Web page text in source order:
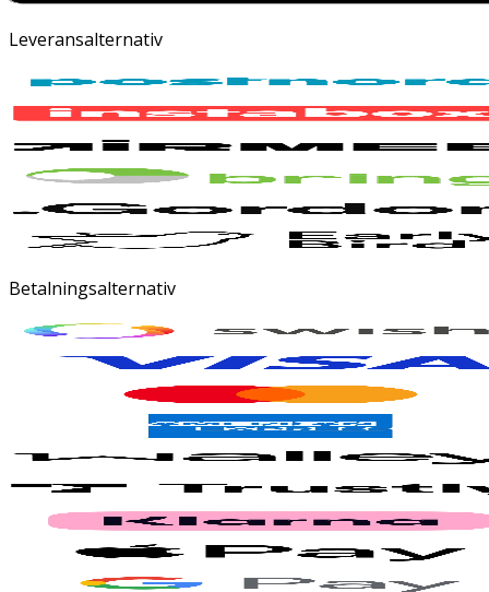
Leveransalternativ
Betalningsalternativ